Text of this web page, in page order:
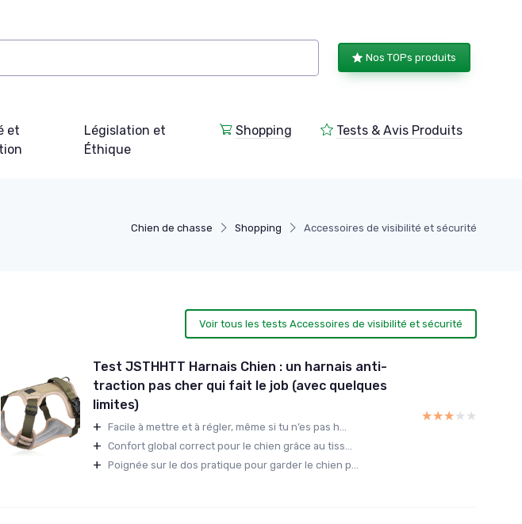
Nos TOPs produits
et
Législation et
Éthique
Shopping Tests & Avis Produits
Chien de chasse Shopping Accessoires de visibilité et sécurité
Voir tous les tests Accessoires de visibilité et sécurité
Test JSTHHTT Harnais Chien : un harnais anti-
traction pas cher qui fait le job (avec quelques
limites)
+ Facile à mettre et à régler, même si tu n’es pas h...
+ Confort global correct pour le chien grâce au tiss...
+ Poignée sur le dos pratique pour garder le chien p...
★★★★★
★★★★★